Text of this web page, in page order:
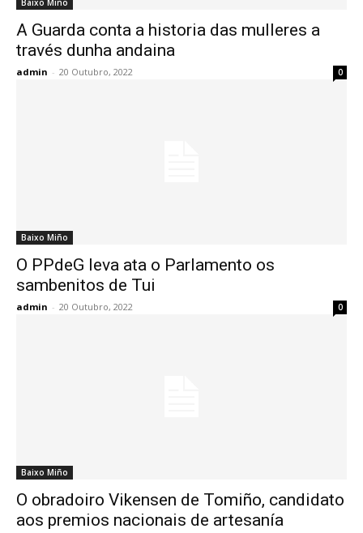
Baixo Miño
A Guarda conta a historia das mulleres a
través dunha andaina
admin - 20 Outubro, 2022 0
Baixo Miño
O PPdeG leva ata o Parlamento os
sambenitos de Tui
admin - 20 Outubro, 2022 0
Baixo Miño
O obradoiro Vikensen de Tomiño, candidato
aos premios nacionais de artesanía